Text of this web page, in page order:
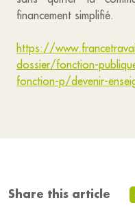
financement simplifié.
https://
dossier/fonction-
fonction-p/devenir-
Share this article